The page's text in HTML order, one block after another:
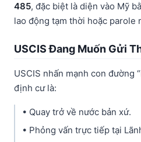
485, đặc biệt là diện vào Mỹ
lao động tạm thời hoặc parole
USCIS Đang Muốn Gửi
USCIS nhấn mạnh con đường
định cư là:
• Quay trở về nước bản xứ.
• Phỏng vấn trực tiếp tại